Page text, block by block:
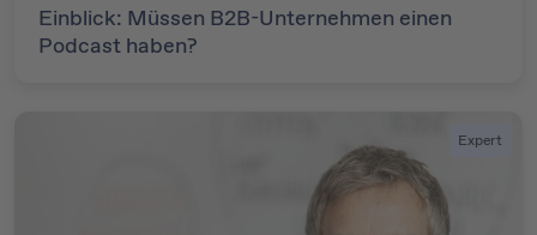
Einblick: Müssen B2B-Unternehmen einen
Podcast haben?
Expert